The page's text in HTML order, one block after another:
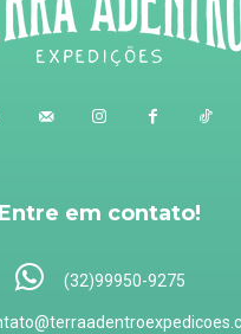
Entre em contato!
(32)99950-9275